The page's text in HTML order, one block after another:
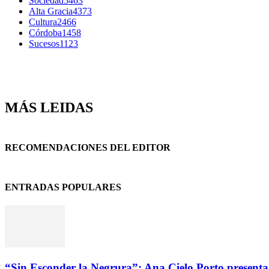
Alta Gracia4373
Cultura2466
Córdoba1458
Sucesos1123
MÁS LEIDAS
RECOMENDACIONES DEL EDITOR
ENTRADAS POPULARES